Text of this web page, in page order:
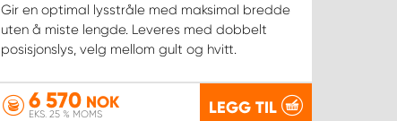
Gir en optimal lysstråle med maksimal bredde
uten å miste lengde. Leveres med dobbelt
posisjonslys, velg mellom gult og hvitt.
6 570 NOK
EKS. 25 % MOMS LEGG TIL